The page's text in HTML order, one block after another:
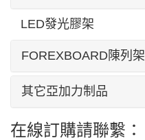
LED發光膠架
FOREXBOARD陳列架
其它亞加力制品
在線訂購請聯繫：